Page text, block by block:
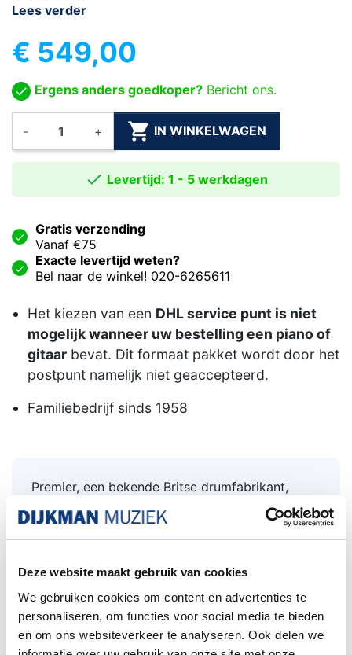
Deze website maakt gebruik van cookies
We gebruiken cookies om content en advertenties te
personaliseren, om functies voor social media te bieden
en om ons websiteverkeer te analyseren. Ook delen we
Lees verder
€ 549,00
Ergens anders goedkoper? Bericht ons.
- +  IN WINKELWAGEN
 Levertijd: 1 - 5 werkdagen
Gratis verzending
Vanaf €75
Exacte levertijd weten?
Bel naar de winkel! 020-6265611
Het kiezen van een DHL service punt is niet
mogelijk wanneer uw bestelling een piano of
gitaar bevat. Dit formaat pakket wordt door het
postpunt namelijk niet geaccepteerd.
Familiebedrijf sinds 1958
Premier, een bekende Britse drumfabrikant,
produceerde in de jaren 50 en 60 verschillende
drumkits met een White Duroplastic-afwerking.
Deze kits worden nu als vintage beschouwd en
Een populair model van eind jaren 50 tot begin
jaren 60, deze kit bestaat uit een 20 bass drum,
12"m tom en een 14-inch snaredrum. De ketels
hebben originele kalfsleren vellen, op de